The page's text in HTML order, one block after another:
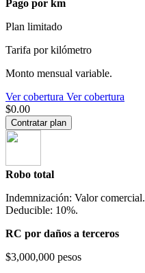
Pago por km
Plan limitado
Tarifa por kilómetro
Monto mensual variable.
Ver cobertura Ver cobertura
$0.00
Contratar plan
Robo total
Indemnización: Valor comercial.
Deducible: 10%.
RC por daños a terceros
$3,000,000 pesos